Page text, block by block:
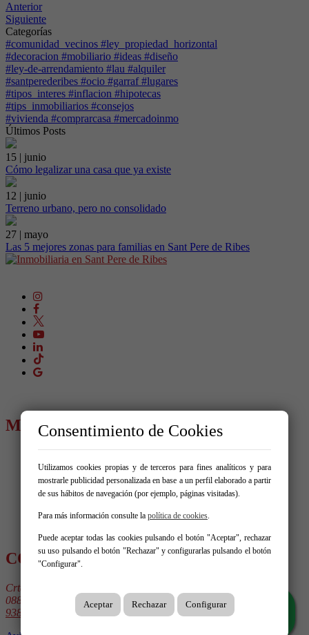
Anterior
Siguiente
Categorías
#comunidad_vecinos #ley_propiedad_horizontal
#decoracion #mobiliario #ideas #diseño
#ley-de-arrendamiento #lau #alquiler
#santperederibes #ocio #garraf #lugares
#tipos_interes #inflacion #hipotecas
#tips_inmobiliarios #consejos
#vivienda #comprarcasa #mercadoinmo
Últimos Posts
15 | junio
Cómo legalizar una casa que ya existe
12 | junio
Terreno urbano, pero no consolidado
27 | mayo
Las 5 mejores zonas para familias en Sant Pere de Ribes
MENÚ
Alquilar
Vende tu inmueble
Promociones
Servicios
CONTÁCTANOS
Crta. Sitges 61
08810 Sant Pere de Ribes
938 963 111
Consentimiento de Cookies
Utilizamos cookies propias y de terceros para fines analíticos y para
mostrarle publicidad personalizada en base a un perfil elaborado a partir
de sus hábitos de navegación (por ejemplo, páginas visitadas).
Para más información consulte la política de cookies.
Puede aceptar todas las cookies pulsando el botón "Aceptar", rechazar
su uso pulsando el botón "Rechazar" y configurarlas pulsando el botón
"Configurar".
Aceptar Rechazar Configurar